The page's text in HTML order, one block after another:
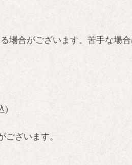
場合がございます。苦手な場
)
ざいます。